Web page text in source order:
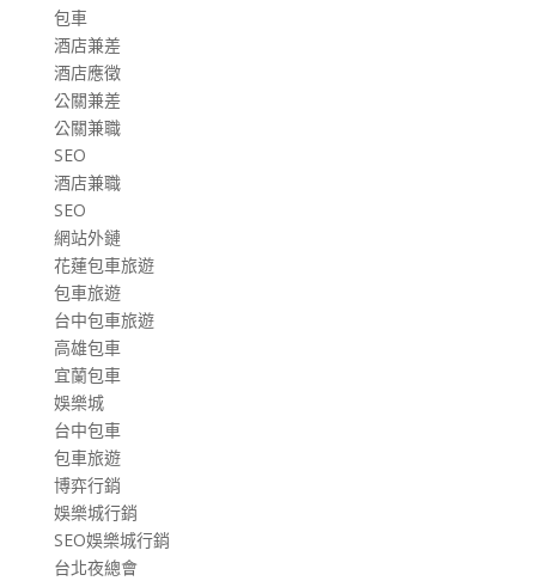
包車
酒店兼差
酒店應徵
公關兼差
公關兼職
SEO
酒店兼職
SEO
網站外鏈
花蓮包車旅遊
包車旅遊
台中包車旅遊
高雄包車
宜蘭包車
娛樂城
台中包車
包車旅遊
博弈行銷
娛樂城行銷
SEO娛樂城行銷
台北夜總會